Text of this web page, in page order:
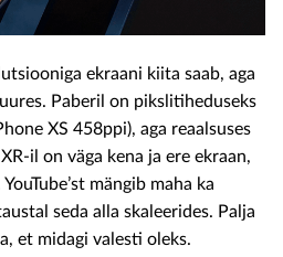
ekraani kiita saab, aga
Paberil on pikslitiheduseks
XS 458ppi), aga reaalsuses
il on väga kena ja ere ekraan,
mängib maha ka
seda alla skaleerides. Palja
et midagi valesti oleks.